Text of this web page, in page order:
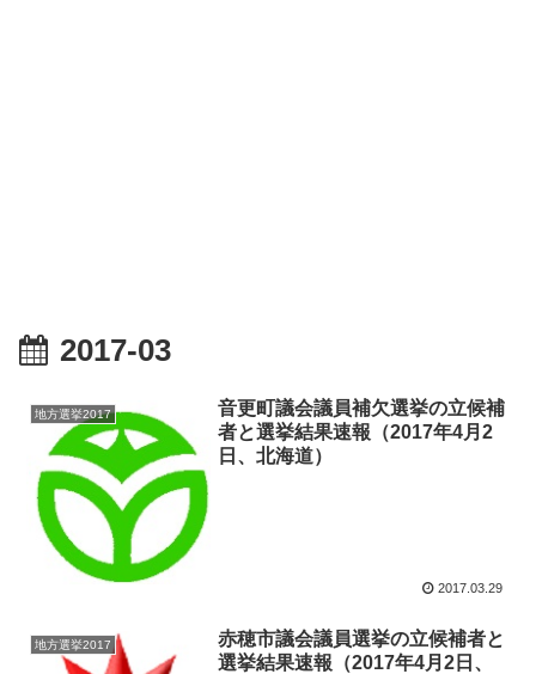
2017-03
地方選挙2017
音更町議会議員補欠選挙の立候補
者と選挙結果速報（2017年4月2
日、北海道）
2017.03.29
地方選挙2017
赤穂市議会議員選挙の立候補者と
選挙結果速報（2017年4月2日、